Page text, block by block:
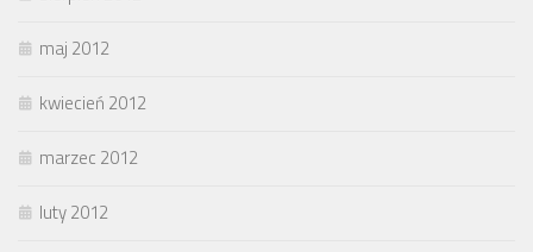
maj 2012
kwiecień 2012
marzec 2012
luty 2012